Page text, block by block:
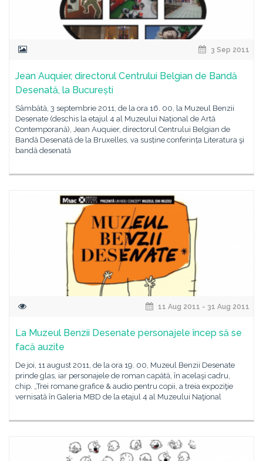
3 Sep 2011
Jean Auquier, directorul Centrului Belgian de Bandă
Desenată, la București
Sâmbătă, 3 septembrie 2011, de la ora 16. 00, la Muzeul Benzii
Desenate (deschis la etajul 4 al Muzeului Național de Artă
Contemporană), Jean Auquier, directorul Centrului Belgian de
Bandă Desenată de la Bruxelles, va susține conferința Literatura şi
bandă desenată
11 Aug 2011 - 31 Aug 2011
La Muzeul Benzii Desenate personajele încep să se
facă auzite
De joi, 11 august 2011, de la ora 19. 00, Muzeul Benzii Desenate
prinde glas, iar personajele de roman capătă, în acelaşi cadru,
chip. „Trei romane grafice & audio pentru copii, a treia expoziţie
vernisată în Galeria MBD de la etajul 4 al Muzeului Naţional